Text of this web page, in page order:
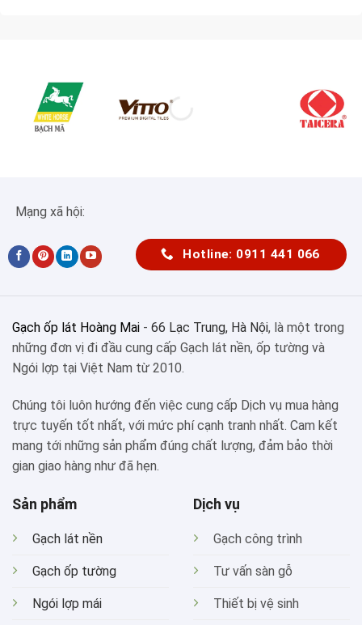
Mạng xã hội:
Hotline: 0911 441 066
Gạch ốp lát Hoàng Mai - 66 Lạc Trung, Hà Nội, là một trong
những đơn vị đi đầu cung cấp Gạch lát nền, ốp tường và
Ngói lợp tại Việt Nam từ 2010.
Chúng tôi luôn hướng đến việc cung cấp Dịch vụ mua hàng
trực tuyến tốt nhất, với mức phí cạnh tranh nhất. Cam kết
mang tới những sản phẩm đúng chất lượng, đảm bảo thời
gian giao hàng như đã hẹn.
Sản phẩm
Gạch lát nền
Gạch ốp tường
Ngói lợp mái
Dịch vụ
Gạch công trình
Tư vấn sàn gỗ
Thiết bị vệ sinh